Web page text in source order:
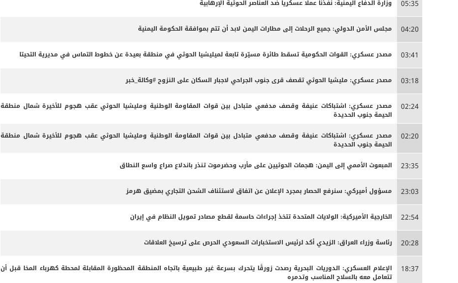
05:35 وزارة الدفاع اليمنية: نفذنا عملا عسكريا ضد العناصر الحوثية الإرهابية
04:20 مجلس الأمن الدولي: جميع الرحلات إلى مطارات اليمن لابد أن تتم بموافقة الحكومة اليمنية
03:41 مصدر عسكري: القوات الحكومية تسقط طائرة مسيّرة تابعة لميليشيا الحوثي في منطقة بعيدة عن خطوط التماس في مديرية التحيتا
03:18 مصدر عسكري: مليشيا الحوثي تقصف قرى جنوب الجراحي لاجبار السكان على النزوح #وكالة_خبر
02:24
مصدر عسكري: اشتباكات عنيفة وقصف مدفعي متبادل بين قوات المقاومة الوطنية ومليشيا الحوثي عقب هجوم للأخيرة شمال منطقة
الحيمة جنوب الحديدة
02:20
مصدر عسكري: اشتباكات عنيفة وقصف مدفعي متبادل بين قوات المقاومة الوطنية ومليشيا الحوثي عقب هجوم للأخيرة شمال منطقة
الحيمة جنوب الحديدة
23:35 المبعوث الأممي إلى اليمن: هجمات الحوثيين على مأرب وحضرموت تنذر باندلاع صراع واسع النطاق
23:03 مسؤول أميركي: سنرفع الحصار بمجرد الإعلان عن اتفاق لاستئناف الشحن التجاري بمضيق هرمز
22:54 الخارجية الأميركية: الولايات المتحدة تتخذ إجراءات حاسمة لقطع مصادر تمويل النظام في إيران
20:28 رئاسة وزراء العراق: الزيدي أكد لرئيس الاستخبارات السعودي الحرص على ترسيخ العلاقات
18:37
الإعلام العسكري: الدوريات البحرية رصدت زورقًا يتحرك بسرعة غير طبيعية باتجاه المنطقة المحظورة المقابلة لمحطة كهرباء المخا قبل أن
تتعامل معه بالسلاح المناسب وتدمره